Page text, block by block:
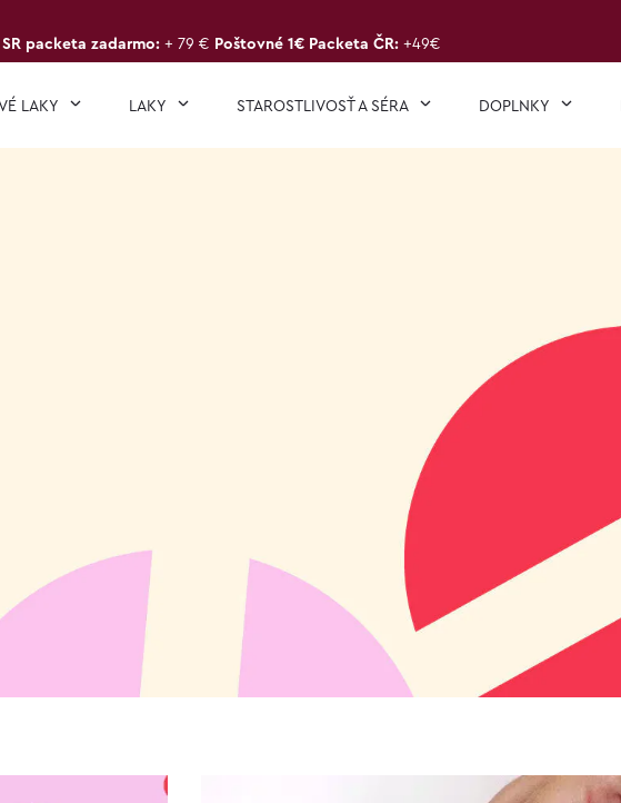
SR packeta zadarmo: + 79 € Poštovné 1€ Packeta ČR: +49€
LAKY LAKY STAROSTLIVOSŤ A SÉRA DOPLNKY